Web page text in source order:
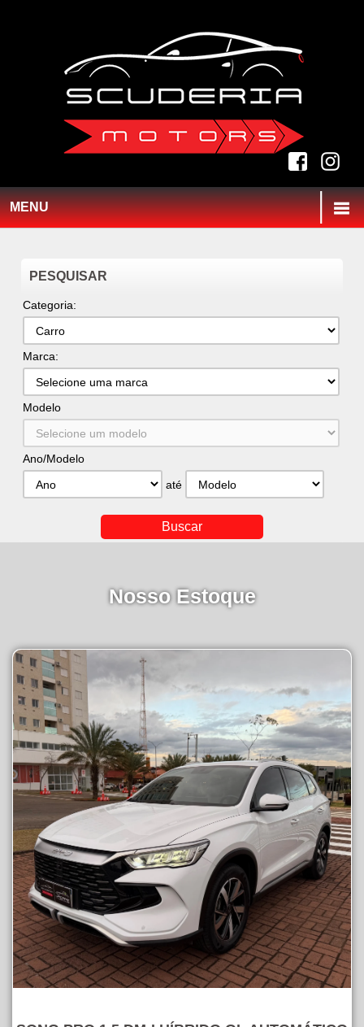
MENU
PESQUISAR
Categoria:
Marca:
Modelo
Ano/Modelo
até
Nosso Estoque